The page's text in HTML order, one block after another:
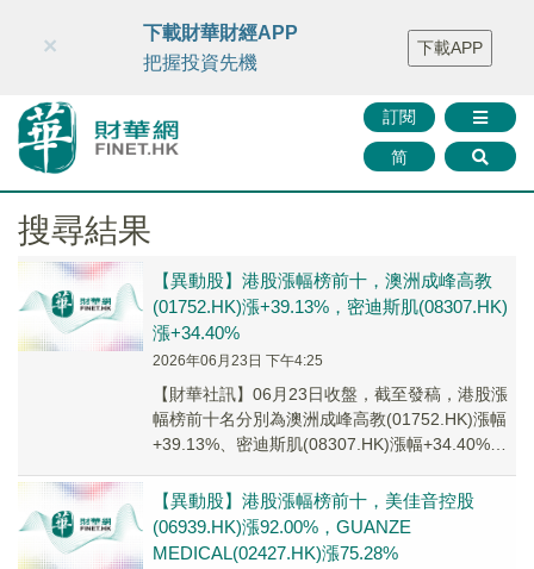
財華智庫網 FINTV FINMETA 財華證券 媒體矩陣
智庫沙龍
聯絡我們
訂閱
简
×
下載財華財經APP
把握投資先機
下載APP
搜尋結果
【異動股】港股漲幅榜前十，澳洲成峰高教
(01752.HK)漲+39.13%，密迪斯肌(08307.HK)
漲+34.40%
2026年06月23日 下午4:25
【財華社訊】06月23日收盤，截至發稿，港股漲
幅榜前十名分別為澳洲成峰高教(01752.HK)漲幅
+39.13%、密迪斯肌(08307.HK)漲幅+34.40%、
【異動股】港股漲幅榜前十，美佳音控股
(06939.HK)漲92.00%，GUANZE
MEDICAL(02427.HK)漲75.28%